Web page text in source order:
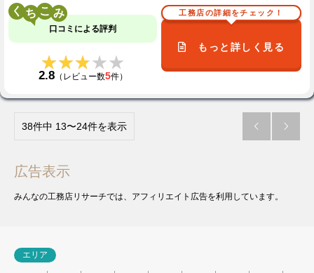
く こ
口コミによる評判
★★★★★
★★★★★
2.8（レビュー数5件）
工務店の詳細をチェック！
もっと詳しく見る
38件中 13〜24件を表示  
広告表示
みんなの工務店リサーチでは、アフィリエイト広告を利用しています。
エリア